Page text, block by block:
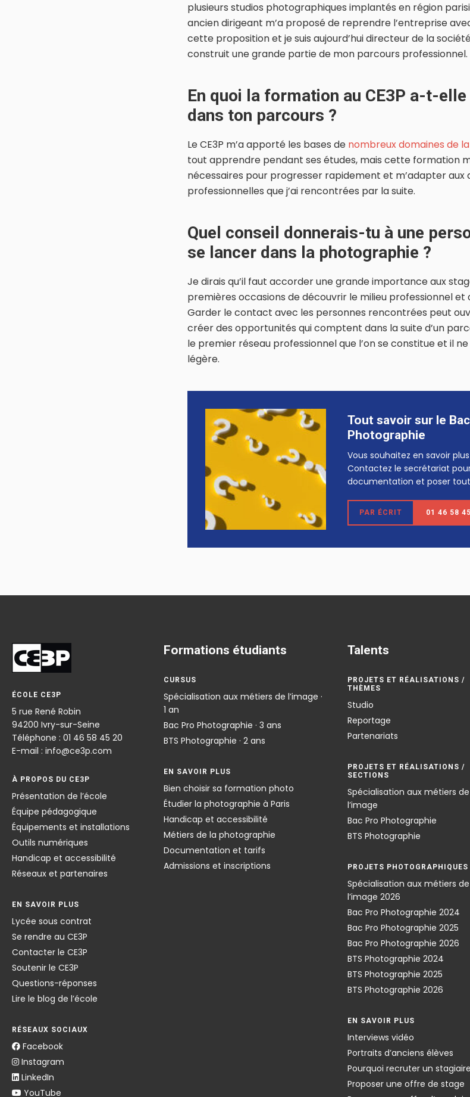
plusieurs studios photographiques implantés en région
ancien dirigeant m’a proposé de reprendre l’entreprise
cette proposition et je suis aujourd’hui directeur de la
construit une grande partie de mon parcours professionnel.
En quoi la formation au CE3P a-t-
dans ton parcours ?
Le CE3P m’a apporté les bases de nombreux domaines de
tout apprendre pendant ses études, mais cette formation
nécessaires pour progresser rapidement et m’adapter
professionnelles que j’ai rencontrées par la suite.
Quel conseil donnerais-tu à une
se lancer dans la photographie ?
Je dirais qu’il faut accorder une grande importance aux
premières occasions de découvrir le milieu professionnel et
Garder le contact avec les personnes rencontrées peut
créer des opportunités qui comptent dans la suite d’un
le premier réseau professionnel que l’on se constitue et il
légère.
Tout savoir sur le
Photographie
Vous souhaitez en savoir
Contactez le secrétariat
documentation et poser
PAR ÉCRIT 01 46 58
Footer
ÉCOLE CE3P
5 rue René Robin
94200 Ivry-sur-Seine
Téléphone : 01 46 58 45 20
E-mail : info@ce3p.com
À PROPOS DU CE3P
Présentation de l’école
Équipe pédagogique
Équipements et installations
Outils numériques
Handicap et accessibilité
Réseaux et partenaires
EN SAVOIR PLUS
Lycée sous contrat
Se rendre au CE3P
Contacter le CE3P
Soutenir le CE3P
Questions-réponses
Lire le blog de l’école
RÉSEAUX SOCIAUX
Facebook
Instagram
LinkedIn
YouTube
Formations étudiants
CURSUS
Spécialisation aux métiers de l’image ·
1 an
Bac Pro Photographie · 3 ans
BTS Photographie · 2 ans
EN SAVOIR PLUS
Bien choisir sa formation photo
Étudier la photographie à Paris
Handicap et accessibilité
Métiers de la photographie
Documentation et tarifs
Admissions et inscriptions
Talents
PROJETS ET RÉALISATIONS /
THÈMES
Studio
Reportage
Partenariats
PROJETS ET RÉALISATIONS /
SECTIONS
Spécialisation aux métiers de
l’image
Bac Pro Photographie
BTS Photographie
PROJETS PHOTOGRAPHIQUES
Spécialisation aux métiers de
l’image 2026
Bac Pro Photographie 2024
Bac Pro Photographie 2025
Bac Pro Photographie 2026
BTS Photographie 2024
BTS Photographie 2025
BTS Photographie 2026
EN SAVOIR PLUS
Interviews vidéo
Portraits d’anciens élèves
Pourquoi recruter un stagiaire
Proposer une offre de stage